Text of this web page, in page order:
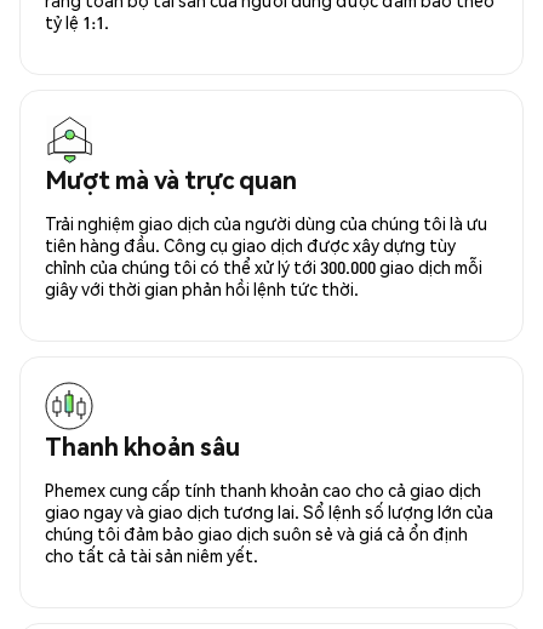
tỷ lệ 1:1.
Mượt mà và trực quan
Trải nghiệm giao dịch của người dùng của chúng tôi là ưu
tiên hàng đầu. Công cụ giao dịch được xây dựng tùy
chỉnh của chúng tôi có thể xử lý tới 300.000 giao dịch mỗi
giây với thời gian phản hồi lệnh tức thời.
Thanh khoản sâu
Phemex cung cấp tính thanh khoản cao cho cả giao dịch
giao ngay và giao dịch tương lai. Sổ lệnh số lượng lớn của
chúng tôi đảm bảo giao dịch suôn sẻ và giá cả ổn định
cho tất cả tài sản niêm yết.